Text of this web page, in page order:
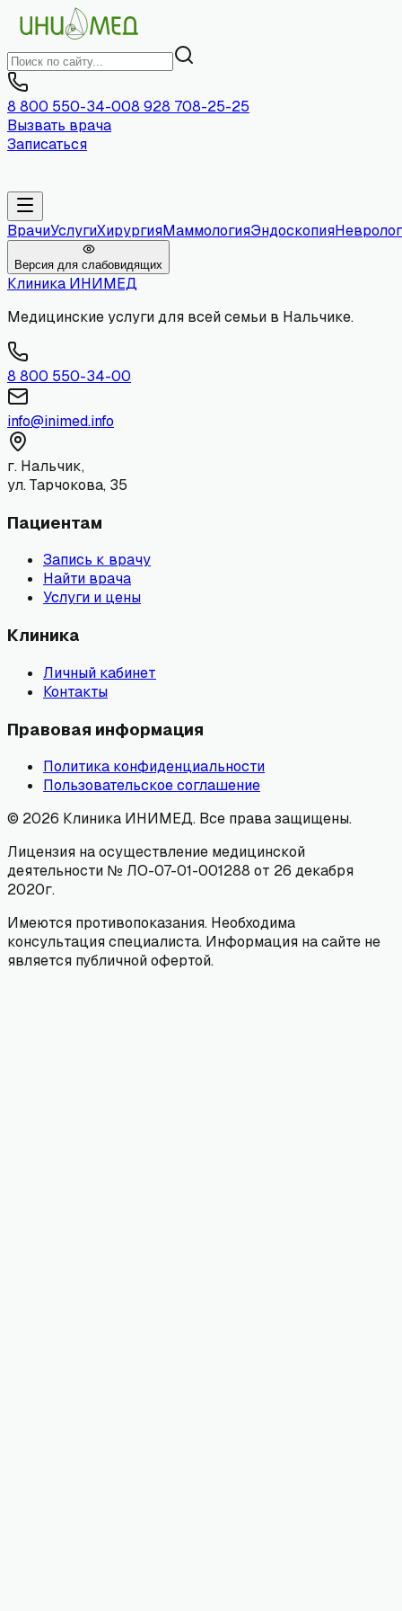
8 800 550-34-008 928 708-25-25
Вызвать врача
Записаться
ВрачиУслугиХирургияМаммологияЭндоскопия
Версия для слабовидящих
Клиника ИНИМЕД
Медицинские услуги для всей семьи в Нальчике.
8 800 550-34-00
info@inimed.info
г. Нальчик,
ул. Тарчокова, 35
Пациентам
Запись к врачу
Найти врача
Услуги и цены
Клиника
Личный кабинет
Контакты
Правовая информация
Политика конфиденциальности
Пользовательское соглашение
© 2026 Клиника ИНИМЕД. Все права защищены.
Лицензия на осуществление медицинской
деятельности № ЛО-07-01-001288 от 26 декабря
2020г.
Имеются противопоказания. Необходима
консультация специалиста. Информация на сайте не
является публичной офертой.